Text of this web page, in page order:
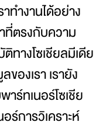
Co., Ltd., All
ไซต์
ทำงานได้อย่าง
ที่ตรงกับความ
ทางโซเชียลมีเดีย
ของเรา เรายัง
ร์ทเนอร์โซเชีย
ร์การวิเคราะห์